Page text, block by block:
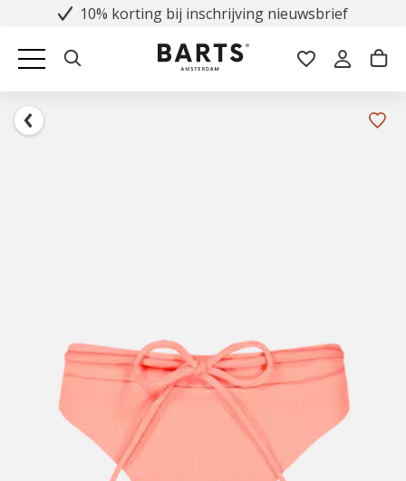
10% korting bij inschrijving nieuwsbrief